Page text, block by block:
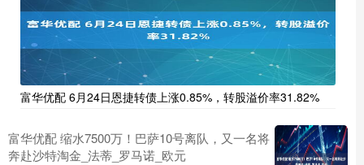
富华优配 6月24日恩捷转债上涨0.85%，转股溢价率31.82%
富华优配 缩水7500万！巴萨10号离队，又一名将
奔赴沙特淘金_法蒂_罗马诺_欧元